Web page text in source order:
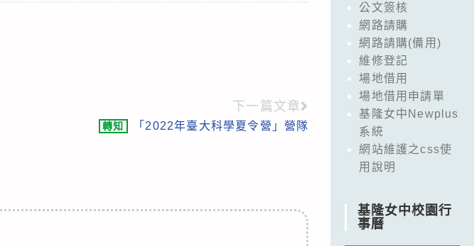
下一篇文章
轉知 「2022年臺大科學夏令營」營隊
公文簽核
網路請購
網路請購(備用)
維修登記
場地借用
場地借用申請單
基隆女中Newplus
系統
網站維護之css使
用說明
基隆女中校園行
事曆